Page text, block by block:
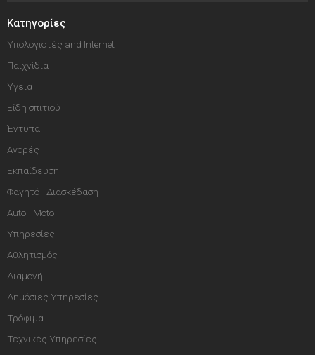
Κατηγορίες
Υπολογιστές and Internet
Παιχνίδια
Υγεία
Είδη σπιτιού
Έντυπα
Αγορές
Εκπαίδευση
Φαγητό - Διασκέδαση
Auto - Moto
Υπηρεσίες
Αθλητισμός
Διαμονή
Δημόσιες Υπηρεσίες
Τρόφιμα
Τεχνικές Υπηρεσίες